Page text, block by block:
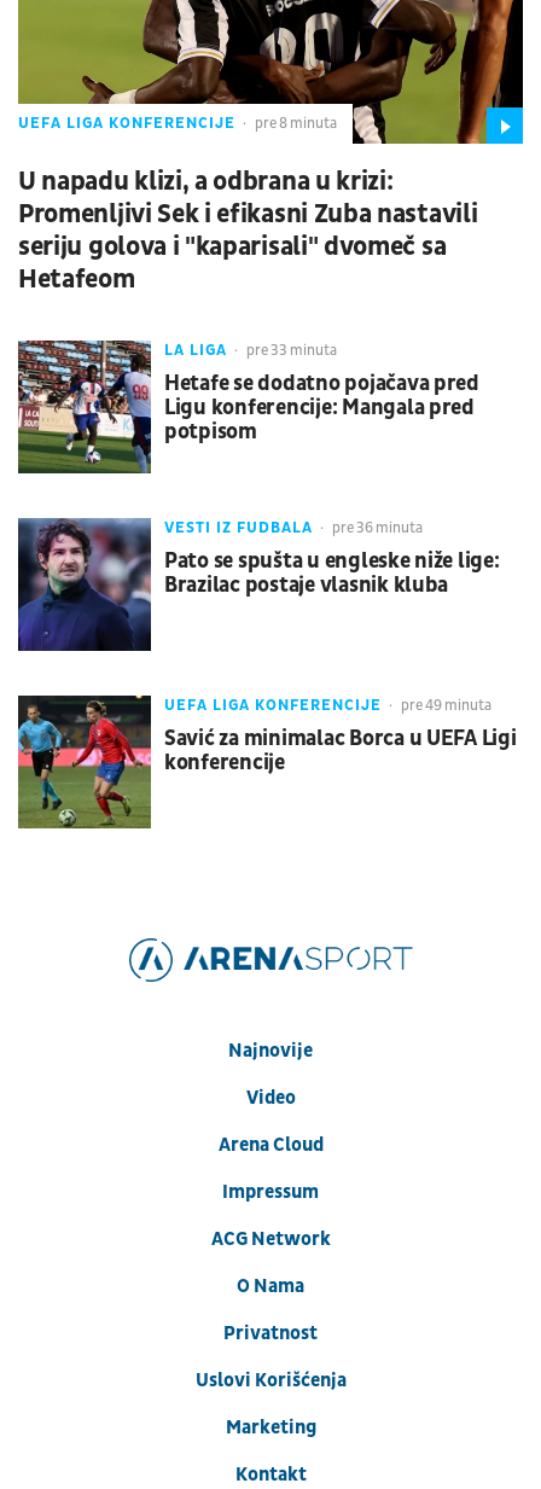
UEFA LIGA KONFERENCIJE pre 8 minuta
U napadu klizi, a odbrana u krizi:
Promenljivi Sek i efikasni Zuba nastavili
seriju golova i "kaparisali" dvomeč sa
Hetafeom
LA LIGA pre 33 minuta
Hetafe se dodatno pojačava pred
Ligu konferencije: Mangala pred
potpisom
VESTI IZ FUDBALA pre 36 minuta
Pato se spušta u engleske niže lige:
Brazilac postaje vlasnik kluba
UEFA LIGA KONFERENCIJE pre 49 minuta
Savić za minimalac Borca u UEFA Ligi
konferencije
Najnovije
Video
Arena Cloud
Impressum
ACG Network
O Nama
Privatnost
Uslovi Korišćenja
Marketing
Kontakt